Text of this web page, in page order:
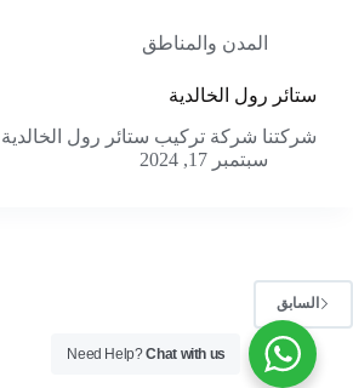
المدن والمناطق
ستائر رول الخالدية
شركتنا شركة تركيب ستائر رول
سبتمبر 17, 2024
السابق
Need Help?Chat with us